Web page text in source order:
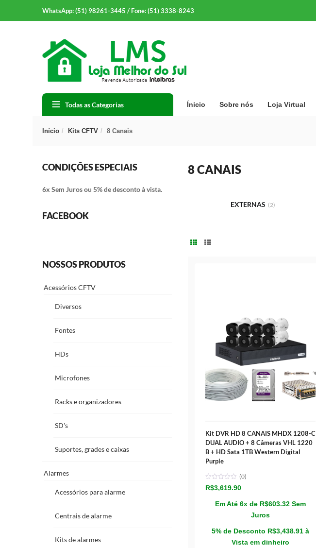
WhatsApp: (51) 98261-3445 / Fone: (51) 3338-8243
Todas as Categorias Ínicio Sobre nós Loja Virtual
Início Kits CFTV 8 Canais
8 CANAIS
EXTERNAS (2)
Kit DVR HD 8 CANAIS MHDX 1208-C
DUAL AUDIO + 8 Câmeras VHL 1220
B + HD Sata 1TB Western Digital
Purple
(0)
R$3,619.90
Em Até 6x de R$603.32 Sem
Juros
5% de Desconto R$3,438.91 à
Vista em dinheiro
CONDIÇÕES ESPECIAIS
6x Sem Juros ou 5% de desconto à vista.
FACEBOOK
NOSSOS PRODUTOS
Acessórios CFTV
Diversos
Fontes
HDs
Microfones
Racks e organizadores
SD's
Suportes, grades e caixas
Alarmes
Acessórios para alarme
Centrais de alarme
Kits de alarmes